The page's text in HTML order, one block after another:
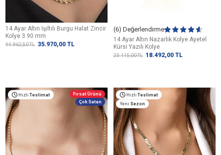
14 Ayar Altın Işıltılı Burgu Halat Zincir
Kolye 3.90 mm
44.962,50TL 35.970,00 TL
(6) Değerlendirme
14 Ayar Altın Nazarlık Kolye Ayetel
Kürsi Yazılı Kolye
23.115,00TL 18.492,00 TL
Hızlı Teslimat
Fırsat Ürünü
Çok Satan
Hızlı Teslimat
Yeni Sezon